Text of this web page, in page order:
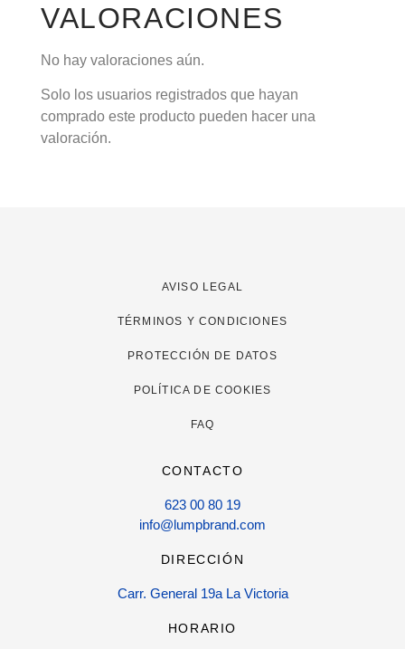
VALORACIONES
No hay valoraciones aún.
Solo los usuarios registrados que hayan
comprado este producto pueden hacer una
valoración.
AVISO LEGAL
TÉRMINOS Y CONDICIONES
PROTECCIÓN DE DATOS
POLÍTICA DE COOKIES
FAQ
CONTACTO
623 00 80 19
info@lumpbrand.com
DIRECCIÓN
Carr. General 19a La Victoria
HORARIO